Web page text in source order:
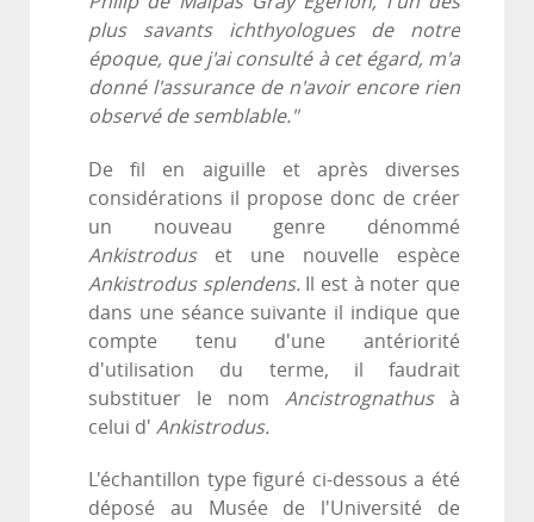
plus savants ichthyologues de notre
époque, que j'ai consulté à cet égard, m'a
donné l'assurance de n'avoir encore rien
observé de semblable."
De fil en aiguille et après diverses
considérations il propose donc de créer
un nouveau genre dénommé
Ankistrodus et une nouvelle espèce
Ankistrodus splendens. Il est à noter que
dans une séance suivante il indique que
compte tenu d'une antériorité
d'utilisation du terme, il faudrait
substituer le nom Ancistrognathus à
celui d' Ankistrodus.
L'échantillon type figuré ci-dessous a été
déposé au Musée de l'Université de